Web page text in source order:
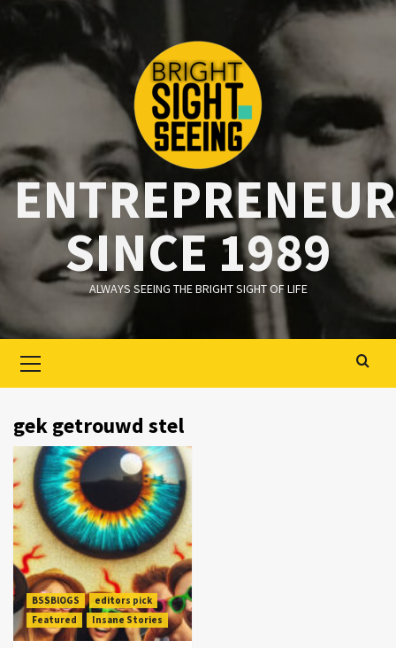
inhoud
SINCE 1989
ALWAYS SEEING THE BRIGHT SIGHT OF LIFE
menu
gek getrouwd stel
BSSBlOGS
editors pick
Featured
Insane Stories